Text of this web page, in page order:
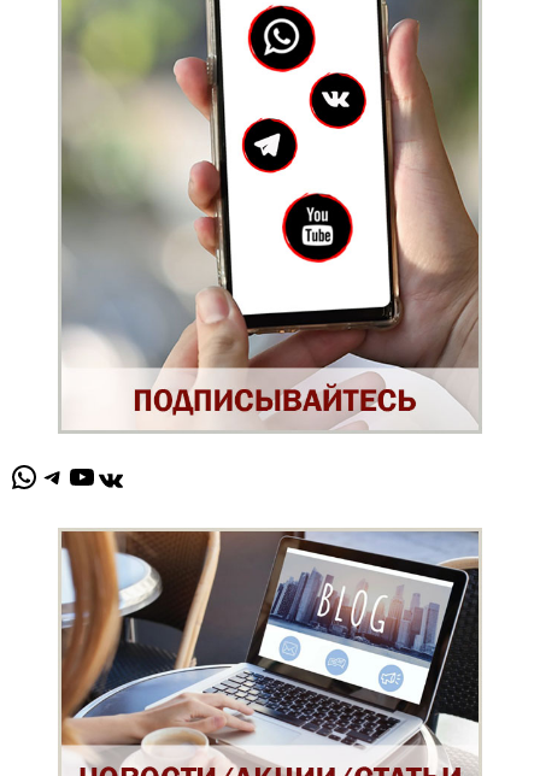
WhatsApp Telegram YouTube ВКонтакте